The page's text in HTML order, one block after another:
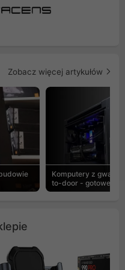
Zobacz więcej artykułów
Komputery z
to-door - gotowe